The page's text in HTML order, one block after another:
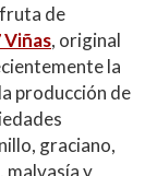
de
Viñas, original
la
producción de
graciano,
malvasía y